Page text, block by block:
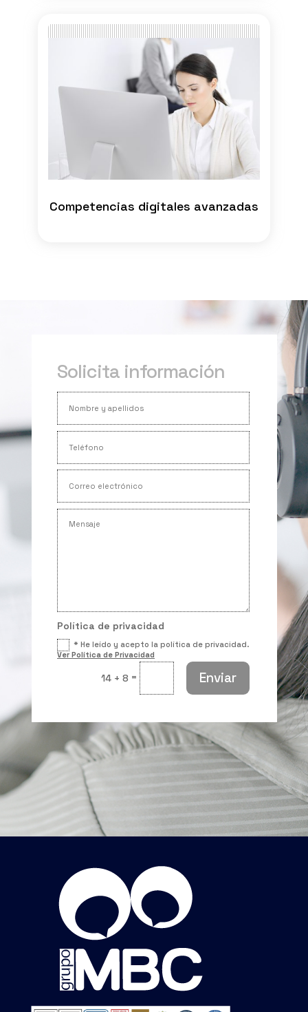
Competencias digitales avanzadas
Solicita información
Política de privacidad
* He leído y acepto la política de privacidad.
Ver Política de Privacidad
14 + 8 = Enviar